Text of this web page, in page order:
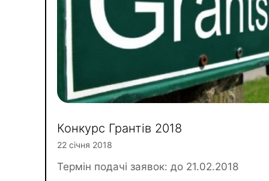
Конкурс Грантів 2018
22 січня 2018
Термін подачі заявок: до 21.02.2018